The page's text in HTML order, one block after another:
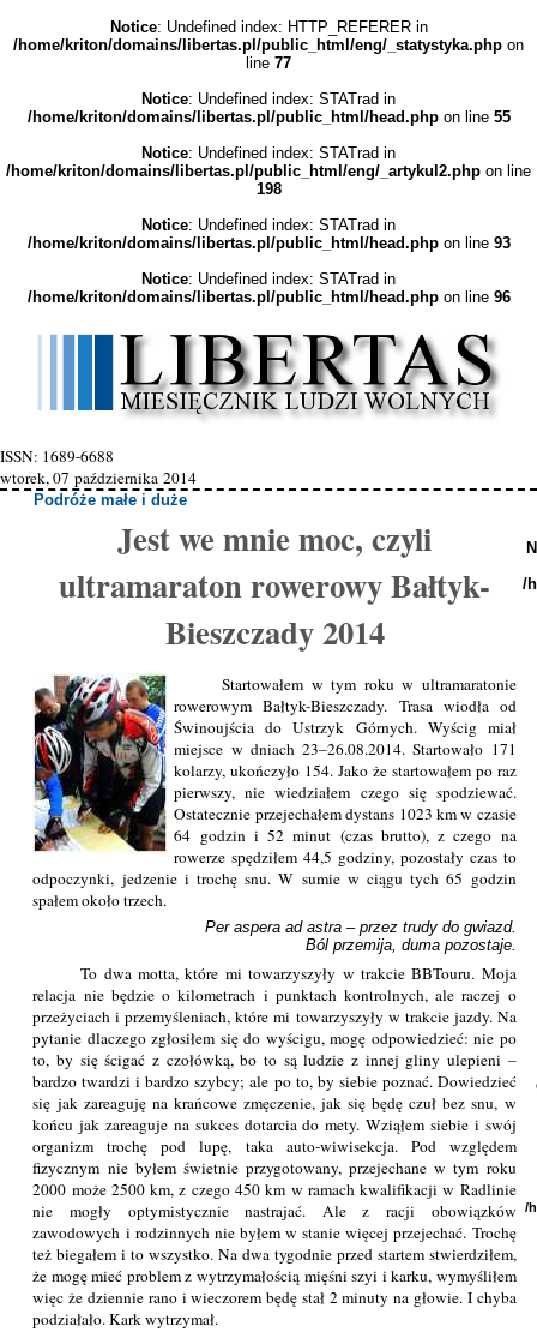
Notice: Undefined index: HTTP_REFERER in
/home/kriton/domains/libertas.pl/public_html/eng/_statystyka.php on
line 77
Notice: Undefined index: STATrad in
/home/kriton/domains/libertas.pl/public_html/head.phpon line 55
Notice: Undefined index: STATrad in
/home/kriton/domains/libertas.pl/public_html/eng/_artykul2.php on line
198
Notice: Undefined index: STATrad in
/home/kriton/domains/libertas.pl/public_html/head.phpon line 93
Notice: Undefined index: STATrad in
/home/kriton/domains/libertas.pl/public_html/head.phpon line 96
ISSN: 1689-6688
wtorek, 07 października 2014
Podróże małe i duże
Jest we mnie moc, czyli
ultramaraton rowerowy Bałtyk-
Bieszczady 2014
Startowałem w tym roku w ultramaratonie
rowerowym Bałtyk-Bieszczady. Trasa wiodła od
Świnoujścia do Ustrzyk Górnych. Wyścig miał
miejsce w dniach 23–26.08.2014. Startowało 171
kolarzy, ukończyło 154. Jako że startowałem po raz
pierwszy, nie wiedziałem czego się spodziewać.
Ostatecznie przejechałem dystans 1023 km w czasie
64 godzin i 52 minut (czas brutto), z czego na
rowerze spędziłem 44,5 godziny, pozostały czas to
odpoczynki, jedzenie i trochę snu. W sumie w ciągu tych 65 godzin
spałem około trzech.
Per aspera ad astra – przez trudy do gwiazd.
Ból przemija, duma pozostaje.
To dwa motta, które mi towarzyszyły w trakcie BBTouru. Moja
relacja nie będzie o kilometrach i punktach kontrolnych, ale raczej o
przeżyciach i przemyśleniach, które mi towarzyszyły w trakcie jazdy. Na
pytanie dlaczego zgłosiłem się do wyścigu, mogę odpowiedzieć: nie po
to, by się ścigać z czołówką, bo to są ludzie z innej gliny ulepieni –
bardzo twardzi i bardzo szybcy; ale po to, by siebie poznać. Dowiedzieć
się jak zareaguję na krańcowe zmęczenie, jak się będę czuł bez snu, w
końcu jak zareaguje na sukces dotarcia do mety. Wziąłem siebie i swój
organizm trochę pod lupę, taka auto-wiwisekcja. Pod względem
fizycznym nie byłem świetnie przygotowany, przejechane w tym roku
2000 może 2500 km, z czego 450 km w ramach kwalifikacji w Radlinie
nie mogły optymistycznie nastrajać. Ale z racji obowiązków
zawodowych i rodzinnych nie byłem w stanie więcej przejechać. Trochę
też biegałem i to wszystko. Na dwa tygodnie przed startem stwierdziłem,
że mogę mieć problem z wytrzymałością mięśni szyi i karku, wymyśliłem
więc że dziennie rano i wieczorem będę stał 2 minuty na głowie. I chyba
podziałało. Kark wytrzymał.
/
/